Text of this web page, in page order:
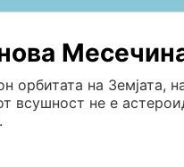
орбитата на Земјата,
всушност не е